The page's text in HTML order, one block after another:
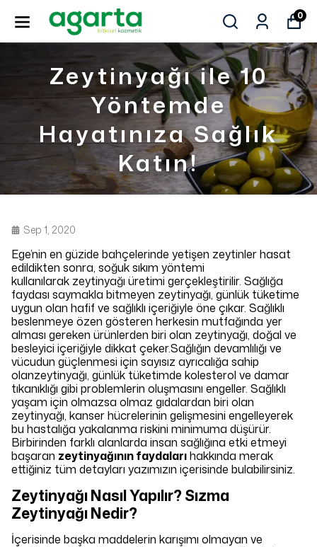
0
Zeytinyağı ile 10
Yöntemde
Hayatınıza Sağlık
Katın!
Sep 1, 2020
Ege’nin en güzide bahçelerinde yetişen zeytinler hasat
edildikten sonra, soğuk sıkım yöntemi
kullanılarak zeytinyağı üretimi gerçekleştirilir. Sağlığa
faydası saymakla bitmeyen zeytinyağı, günlük tüketime
uygun olan hafif ve sağlıklı içeriğiyle öne çıkar. Sağlıklı
beslenmeye özen gösteren herkesin mutfağında yer
alması gereken ürünlerden biri olan zeytinyağı, doğal ve
besleyici içeriğiyle dikkat çeker.Sağlığın devamlılığı ve
vücudun güçlenmesi için sayısız ayrıcalığa sahip
olanzeytinyağı, günlük tüketimde kolesterol ve damar
tıkanıklığı gibi problemlerin oluşmasını engeller. Sağlıklı
yaşam için olmazsa olmaz gıdalardan biri olan
zeytinyağı, kanser hücrelerinin gelişmesini engelleyerek
bu hastalığa yakalanma riskini minimuma düşürür.
Birbirinden farklı alanlarda insan sağlığına etki etmeyi
başaran zeytinyağının faydalarıhakkında merak
ettiğiniz tüm detayları yazımızın içerisinde bulabilirsiniz.
Zeytinyağı Nasıl Yapılır? Sızma
Zeytinyağı Nedir?
İçerisinde başka maddelerin karışımı olmayan ve